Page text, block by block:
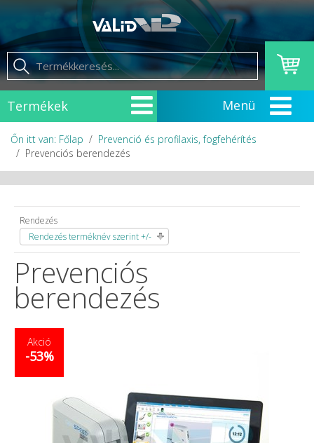
Termékek
Őn itt van: Főlap
Prevenció és profilaxis, fogfehérítés
Prevenciós berendezés
Rendezés
Rendezés terméknév szerint +/-
Prevenciós
berendezés
Akció
-53%